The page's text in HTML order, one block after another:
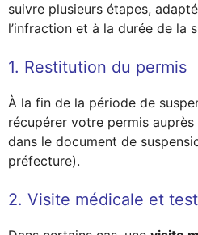
suivre plusieurs étapes,
l’infraction et à la durée de la
1. Restitution du permis
À la fin de la période de
récupérer votre permis auprès
dans le document de
préfecture).
2. Visite médicale et